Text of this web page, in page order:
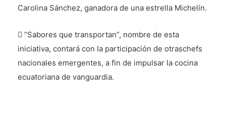
Carolina Sánchez, ganadora de una estrella Michelín.
 “Sabores que transportan”, nombre de esta
iniciativa, contará con la participación de otraschefs
nacionales emergentes, a fin de impulsar la cocina
ecuatoriana de vanguardia.